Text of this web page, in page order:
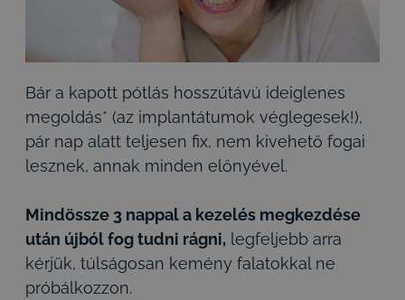
Bár a kapott pótlás hosszútávú ideiglenes
megoldás* (az implantátumok véglegesek!),
pár nap alatt teljesen fix, nem kivehető fogai
lesznek, annak minden előnyével.
Mindössze 3 nappal a kezelés megkezdése
után újból fog tudni rágni, legfeljebb arra
kérjük, túlságosan kemény falatokkal ne
próbálkozzon.